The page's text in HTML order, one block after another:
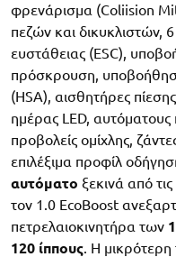
φρενάρισμα (Coliision
πεζών και δικυκλιστών,
ευστάθειας (ESC),
πρόσκρουση,
(HSA), αισθητήρες
ημέρας LED, αυτόματους
προβολείς ομίχλης,
επιλέξιμα προφίλ
αυτόματο ξεκινά από τις
τον 1.0 EcoBoost
πετρελαιοκινητήρα των
120 ίππους. Η